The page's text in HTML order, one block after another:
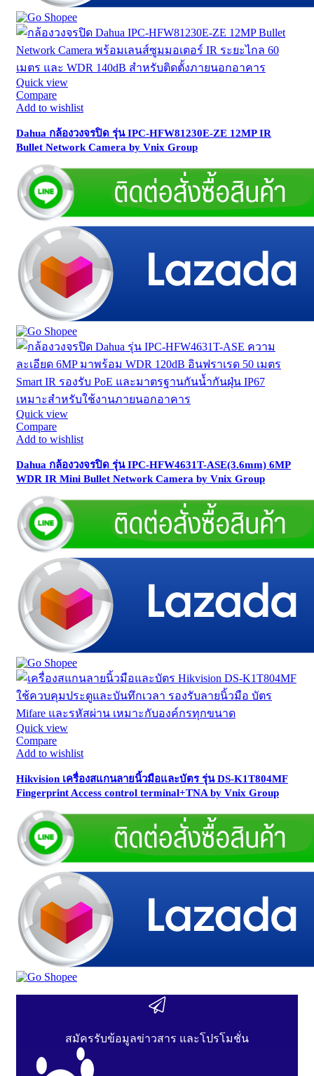
Quick view
Compare
Add to wishlist
Dahua กล้องวงจรปิด รุ่น IPC-HFW81230E-ZE 12MP IR
Bullet Network Camera by Vnix Group
Quick view
Compare
Add to wishlist
Dahua กล้องวงจรปิด รุ่น IPC-HFW4631T-ASE(3.6mm) 6MP
WDR IR Mini Bullet Network Camera by Vnix Group
Quick view
Compare
Add to wishlist
Hikvision เครื่องสแกนลายนิ้วมือและบัตร รุ่น DS-K1T804MF
Fingerprint Access control terminal+TNA by Vnix Group
สมัครรับข้อมูลข่าวสาร และโปรโมชั่น